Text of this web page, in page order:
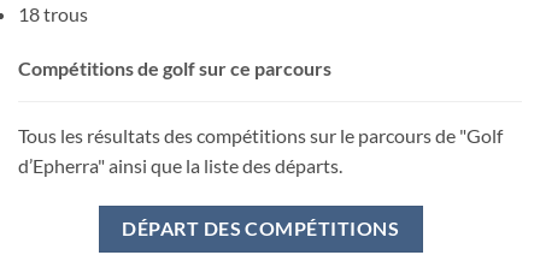
18 trous
Compétitions de golf sur ce parcours
Tous les résultats des compétitions sur le parcours de "Golf
d’Epherra" ainsi que la liste des départs.
DÉPART DES COMPÉTITIONS